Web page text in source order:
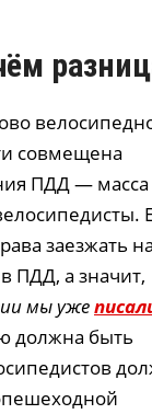
совмещена
ПДД — масса
заезжать
ПДД, а значит,
мы уже
должна быть